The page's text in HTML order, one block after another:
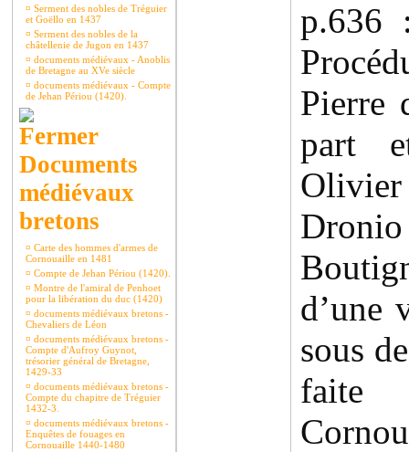
¤ Serment des nobles de Tréguier
et Goëllo en 1437
¤ Serment des nobles de la
châtellenie de Jugon en 1437
¤ documents médiévaux - Anoblis
de Bretagne au XVe siècle
¤ documents médiévaux - Compte
de Jehan Périou (1420).
Documents
médiévaux
bretons
¤ Carte des hommes d'armes de
Cornouaille en 1481
¤ Compte de Jehan Périou (1420).
¤ Montre de l'amiral de Penhoet
pour la libération du duc (1420)
¤ documents médiévaux bretons -
Chevaliers de Léon
¤ documents médiévaux bretons -
Compte d'Aufroy Guynot,
trésorier général de Bretagne,
1429-33
¤ documents médiévaux bretons -
Compte du chapitre de Tréguier
1432-3.
¤ documents médiévaux bretons -
Enquêtes de fouages en
Cornouaille 1440-1480
Pierre
part
d’une
sous
faite